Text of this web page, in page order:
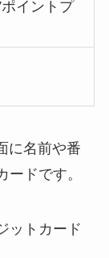
イントプ
に名前や番
ドです。
ットカード